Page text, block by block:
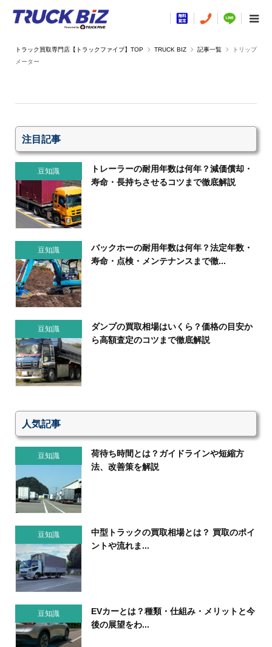
TRUCK BIZ 記事一覧
トリップ
メーター
注目記事
豆知識
トレーラーの耐用年数は何年？減価償却・
寿命・長持ちさせるコツまで徹底解説
豆知識
バックホーの耐用年数は何年？法定年数・
寿命・点検・メンテナンスまで徹...
豆知識
ダンプの買取相場はいくら？価格の目安か
ら高額査定のコツまで徹底解説
人気記事
豆知識
荷待ち時間とは？ガイドラインや短縮方
法、改善策を解説
豆知識
中型トラックの買取相場とは？ 買取のポイ
ントや流れま...
豆知識
EVカーとは？種類・仕組み・メリットと今
後の展望をわ...